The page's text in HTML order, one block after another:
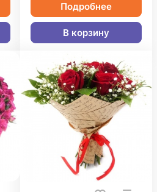
Подробнее
В корзину